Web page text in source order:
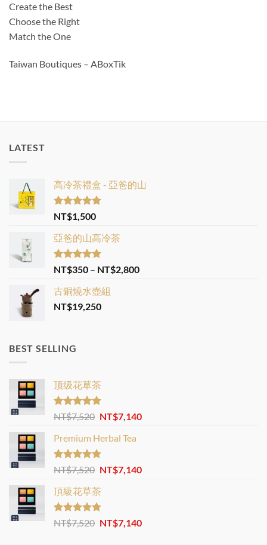
Create the Best
Choose the Right
Match the One
Taiwan Boutiques – ABoxTik
LATEST
高冷茶禮盒 - 亞爸的山
Rated 5.00
out of 5
NT$1,500
亞爸的山高冷茶
Rated5.00
out of 5
NT$350 – NT$2,800Price
古銅燒水壺組
NT$19,250
BEST SELLING
顶级花草茶
Rated4.88
out of 5
NT$7,520 Original
was:
NT$7,520.
NT$7,140Current
Premium Herbal Tea
Rated4.82
out of 5
NT$7,520 Original
was:
NT$7,520.
NT$7,140Current
頂級花草茶
Rated4.77
out of 5
NT$7,520 Original
NT$7,140Current